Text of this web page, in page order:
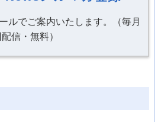
ルでご案内いたします。（毎月
信・無料）